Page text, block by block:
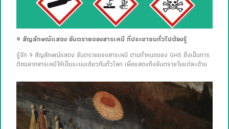
9 สัญลักษณ์แสดง อันตรายของสารเคมี ที่ประชาชนทั่วไปต้องรู้
รู้จัก 9 สัญลักษณ์แสดง อันตรายของสารเคมี ตามกำหนดของ GHS ซึ่งเป็นการ
ติดฉลากสารเคมีให้เป็นระบบเดียวกันทั่วโลก เพื่อแสดงถึงอันตรายในแต่ละด้าน